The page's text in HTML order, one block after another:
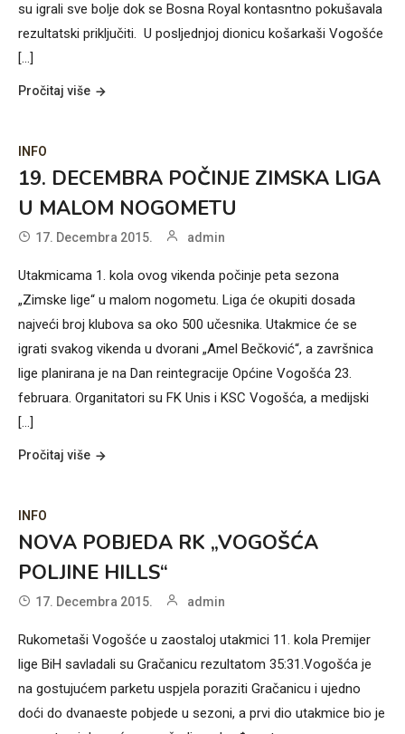
su igrali sve bolje dok se Bosna Royal kontasntno pokušavala
rezultatski priključiti. U posljednjoj dionicu košarkaši Vogošće
[...]
Pročitaj više
INFO
19. DECEMBRA POČINJE ZIMSKA LIGA
U MALOM NOGOMETU
17. Decembra 2015. admin
Utakmicama 1. kola ovog vikenda počinje peta sezona
„Zimske lige“ u malom nogometu. Liga će okupiti dosada
najveći broj klubova sa oko 500 učesnika. Utakmice će se
igrati svakog vikenda u dvorani „Amel Bečković“, a završnica
lige planirana je na Dan reintegracije Općine Vogošća 23.
februara. Organitatori su FK Unis i KSC Vogošća, a medijski
[...]
Pročitaj više
INFO
NOVA POBJEDA RK „VOGOŠĆA
POLJINE HILLS“
17. Decembra 2015. admin
Rukometaši Vogošće u zaostaloj utakmici 11. kola Premijer
lige BiH savladali su Gračanicu rezultatom 35:31.Vogošća je
na gostujućem parketu uspjela poraziti Gračanicu i ujedno
doći do dvanaeste pobjede u sezoni, a prvi dio utakmice bio je